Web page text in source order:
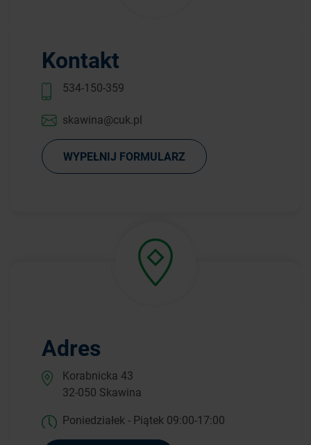
Kontakt
534-150-359
skawina@cuk.pl
WYPEŁNIJ FORMULARZ
Adres
Korabnicka 43
32-050 Skawina
Poniedziałek - Piątek 09:00-17:00